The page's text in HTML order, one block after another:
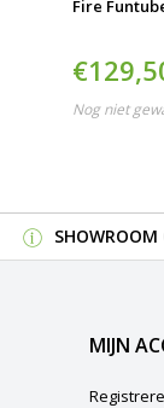
Fire
Nog niet
MIJN